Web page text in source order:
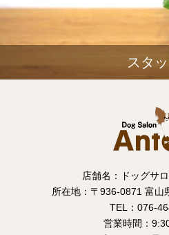
スタ
店舗名：ドッグサ
所在地：〒936-0871 富山
TEL：076-
営業時間：